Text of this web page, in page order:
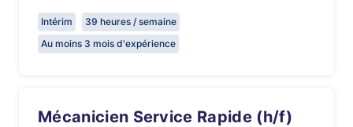
Intérim
39 heures / semaine
Au moins 3 mois d'expérience
Mécanicien Service Rapide (h/f)